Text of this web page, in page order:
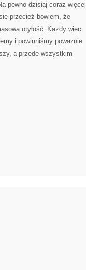
pewno dzisiaj coraz więcej
przecież bowiem, że
otyłość. Każdy wiec
i powinniśmy poważnie
a przede wszystkim